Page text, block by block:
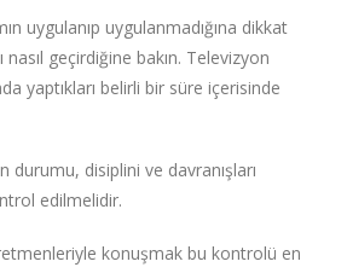
uygulanıp uygulanmadığına dikkat
nasıl geçirdiğine bakın. Televizyon
yaptıkları belirli bir süre içerisinde
durumu, disiplini ve davranışları
edilmelidir.
konuşmak bu kontrolü en